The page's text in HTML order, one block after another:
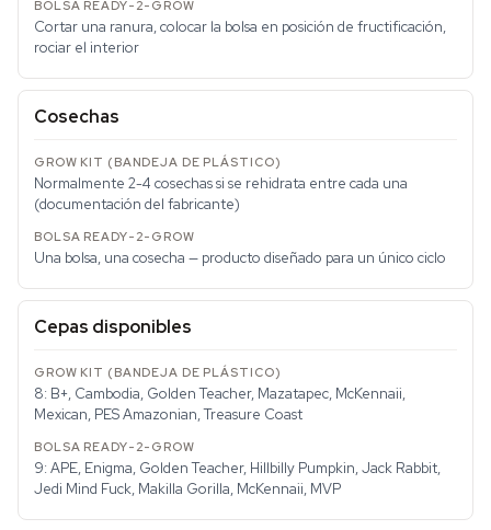
Cortar una ranura, colocar la bolsa en posición de fructificación,
rociar el interior
Cosechas
Normalmente 2-4 cosechas si se rehidrata entre cada una
(documentación del fabricante)
Una bolsa, una cosecha — producto diseñado para un único ciclo
Cepas disponibles
8: B+, Cambodia, Golden Teacher, Mazatapec, McKennaii,
Mexican, PES Amazonian, Treasure Coast
9: APE, Enigma, Golden Teacher, Hillbilly Pumpkin, Jack Rabbit,
Jedi Mind Fuck, Makilla Gorilla, McKennaii, MVP